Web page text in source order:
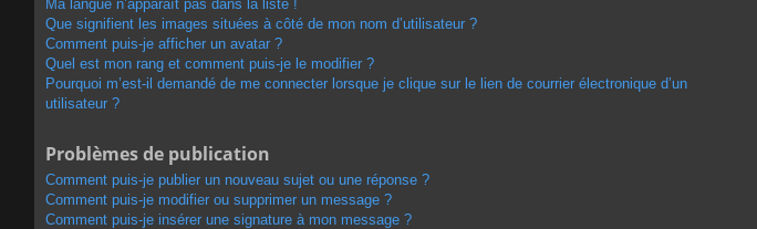
Ma langue n’apparaît pas dans la liste !
Que signifient les images situées à côté de mon nom d’utilisateur ?
Comment puis-je afficher un avatar ?
Quel est mon rang et comment puis-je le modifier ?
Pourquoi m’est-il demandé de me connecter lorsque je clique sur le lien de courrier électronique d’un
utilisateur ?
Problèmes de publication
Comment puis-je publier un nouveau sujet ou une réponse ?
Comment puis-je modifier ou supprimer un message ?
Comment puis-je insérer une signature à mon message ?